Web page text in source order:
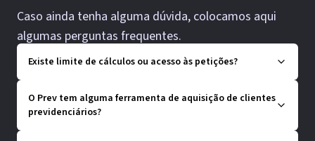
Caso ainda tenha alguma dúvida, colocamos aqui
algumas perguntas frequentes.
Existe limite de cálculos ou acesso às petições?
O Prev tem alguma ferramenta de aquisição de clientes
previdenciários?